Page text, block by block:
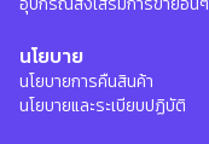
นโยบาย
นโยบายการคืนสินค้า
นโยบายและระเบียบปฏิบัติ